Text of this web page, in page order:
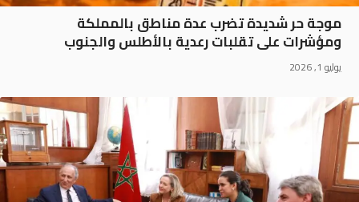
موجة حر شديدة تضرب عدة مناطق بالمملكة
ومؤشرات على تقلبات رعدية بالأطلس والجنوب
يوليو 1, 2026